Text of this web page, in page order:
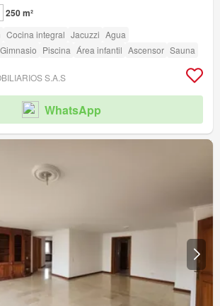
250 m²
Cocina integral Jacuzzi Agua
Gimnasio Piscina Área infantil Ascensor Sauna
S.A.S
WhatsApp